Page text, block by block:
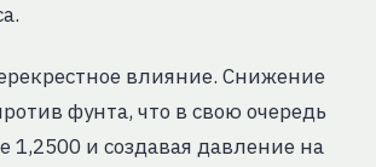
влияние. Снижение
фунта, что в свою очередь
1,2500 и создавая давление на